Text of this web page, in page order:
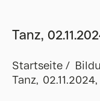
Tanz,
Startseite
Tanz,